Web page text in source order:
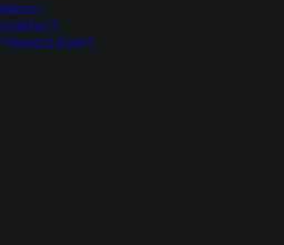
PROFIL
CONTACT
TIRAGES D’ART